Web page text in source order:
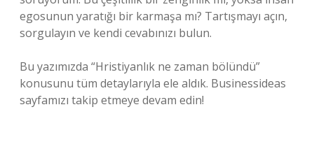
egosunun yaratığı bir karmaşa mı? Tartışmayı açın,
sorgulayın ve kendi cevabınızı bulun.
Bu yazımızda “Hristiyanlık ne zaman bölündü”
konusunu tüm detaylarıyla ele aldık. Businessideas
sayfamızı takip etmeye devam edin!